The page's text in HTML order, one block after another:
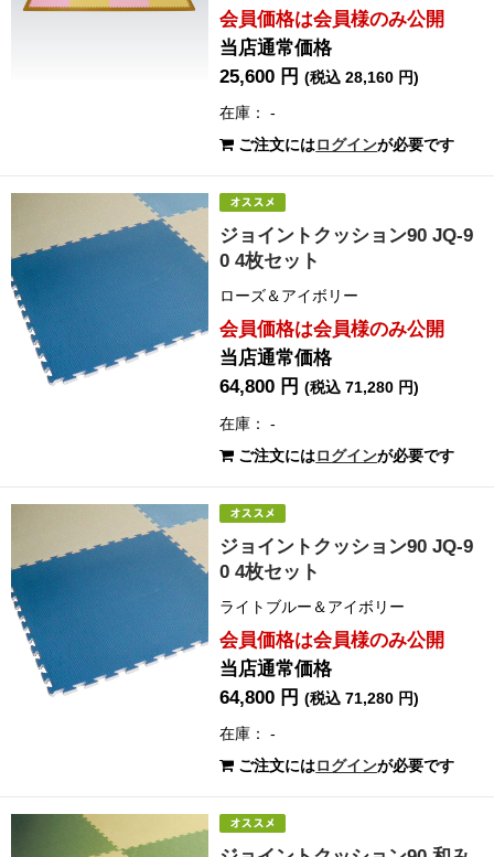
会員価格は会員様のみ公開
当店通常価格
25,600 円(税込 28,160 円)
在庫： -
ご注文にはログインが必要です
ジョイントクッション90 JQ-9
0 4枚セット
ローズ＆アイボリー
会員価格は会員様のみ公開
当店通常価格
64,800 円(税込 71,280 円)
在庫： -
ご注文にはログインが必要です
ジョイントクッション90 JQ-9
0 4枚セット
ライトブルー＆アイボリー
会員価格は会員様のみ公開
当店通常価格
64,800 円(税込 71,280 円)
在庫： -
ご注文にはログインが必要です